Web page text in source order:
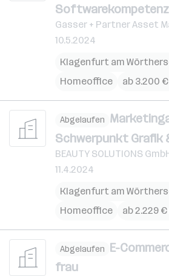
Softwarekompetenz
Gasser + Partner Asset
10.5.2024
Klagenfurt am
Homeoffice
ab 3.200
Abgelaufen
Schwerpunkt Grafik
BEAUTY SOLUTIONS
11.4.2024
Klagenfurt am
Homeoffice
ab 2.229
Abgelaufen E-
frau